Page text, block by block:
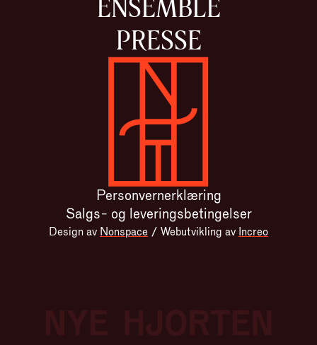
ENSEMBLE
PRESSE
Gå til forsiden
Personvernerklæring
Salgs- og leveringsbetingelser
Design av Nonspace / Webutvikling av Increo